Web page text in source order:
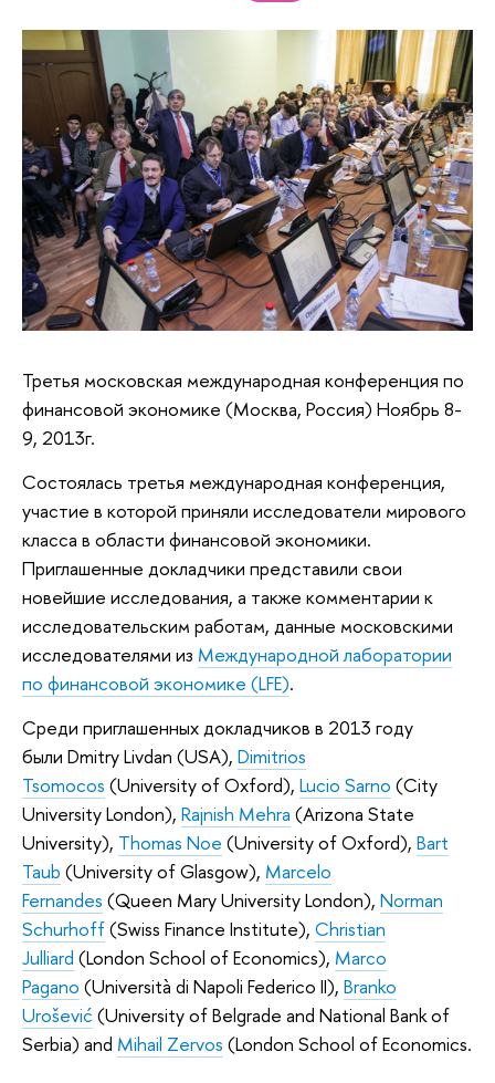
Третья московская международная конференция по
финансовой экономике (Москва, Россия) Ноябрь 8-
9, 2013г.
Состоялась третья международная конференция,
участие в которой приняли исследователи мирового
класса в области финансовой экономики.
Приглашенные докладчики представили свои
новейшие исследования, а также комментарии к
исследовательским работам, данные московскими
исследователями из Международной лаборатории
по финансовой экономике (LFE).
Среди приглашенных докладчиков в 2013 году
были Dmitry Livdan (USA), Dimitrios
Tsomocos (University of Oxford), Lucio Sarno (Сity
University London), Rajnish Mehra (Arizona State
University), Thomas Noe (University of Oxford), Bart
Taub (University of Glasgow), Marcelo
Fernandes (Queen Mary University London), Norman
Schurhoff(Swiss Finance Institute), Christian
Julliard (London School of Economics), Marco
Pagano (Università di Napoli Federico II), Branko
Urošević (University of Belgrade and National Bank of
Serbia) and Mihail Zervos (London School of Economics.